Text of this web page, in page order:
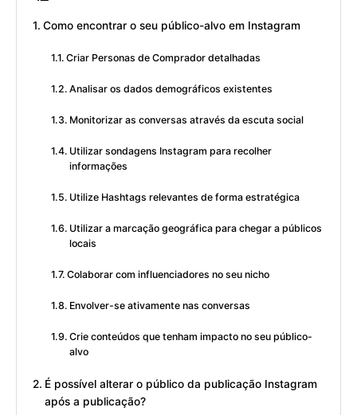
Como encontrar o seu público-alvo em Instagram
Criar Personas de Comprador detalhadas
Analisar os dados demográficos existentes
Monitorizar as conversas através da escuta social
Utilizar sondagens Instagram para recolher
informações
Utilize Hashtags relevantes de forma estratégica
Utilizar a marcação geográfica para chegar a públicos
locais
Colaborar com influenciadores no seu nicho
Envolver-se ativamente nas conversas
Crie conteúdos que tenham impacto no seu público-
alvo
É possível alterar o público da publicação Instagram
após a publicação?